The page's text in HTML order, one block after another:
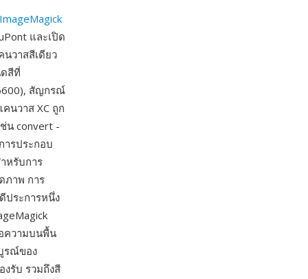
ImageMagick
และเปิด
วาสสีเดียว
สีที่
สัญกรณ์
นวาส XC ถูก
น convert -
ารประกอบ
หรับการ
ภาพ การ
ประการหนึ่ง
ความบนพื้น
รณ์ของ
รับ รวมถึงสี